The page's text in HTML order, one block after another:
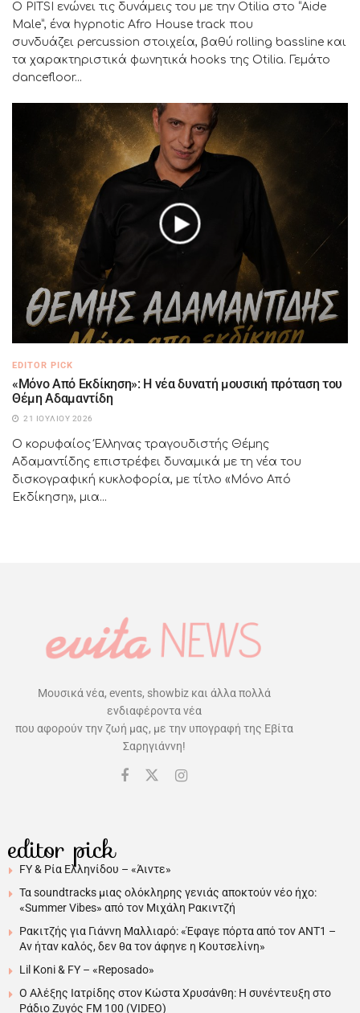
Ο PITSI ενώνει τις δυνάμεις του με την Otilia στο “Aide
Male”, ένα hypnotic Afro House track που
συνδυάζει percussion στοιχεία, βαθύ rolling bassline και
τα χαρακτηριστικά φωνητικά hooks της Otilia. Γεμάτο
dancefloor...
EDITOR PICK
«Μόνο Από Εκδίκηση»: Η νέα δυνατή μουσική πρόταση του
Θέμη Αδαμαντίδη
21 ΙΟΥΛΊΟΥ 2026
Ο κορυφαίος Έλληνας τραγουδιστής Θέμης
Αδαμαντίδης επιστρέφει δυναμικά με τη νέα του
δισκογραφική κυκλοφορία, με τίτλο «Μόνο Από
Εκδίκηση», μια...
Μουσικά νέα, events, showbiz και άλλα πολλά
ενδιαφέροντα νέα
που αφορούν την ζωή μας, με την υπογραφή της Εβίτα
Σαρηγιάννη!
editor pick
FY & Ρία Ελληνίδου – «Άιντε»
Τα soundtracks μιας ολόκληρης γενιάς αποκτούν νέο ήχο:
«Summer Vibes» από τον Μιχάλη Ρακιντζή
Ρακιτζής για Γιάννη Μαλλιαρό: «Έφαγε πόρτα από τον ΑΝΤ1 –
Αν ήταν καλός, δεν θα τον άφηνε η Κουτσελίνη»
Lil Koni & FY – «Reposado»
Ο Αλέξης Ιατρίδης στον Κώστα Χρυσάνθη: Η συνέντευξη στο
Ράδιο Ζυγός FM 100 (VIDEO)